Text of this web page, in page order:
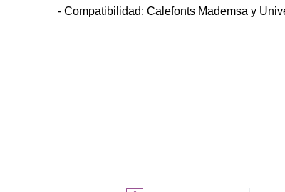
- Compatibilidad: Calefonts Mademsa y